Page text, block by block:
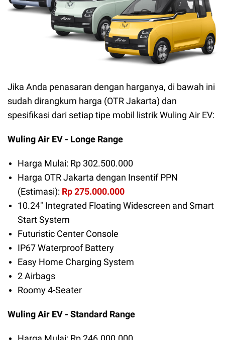
Jika Anda penasaran dengan harganya, di bawah ini
sudah dirangkum harga (OTR Jakarta) dan
spesifikasi dari setiap tipe mobil listrik Wuling Air EV:
Wuling Air EV - Longe Range
Harga Mulai: Rp 302.500.000
Harga OTR Jakarta dengan Insentif PPN
(Estimasi): Rp 275.000.000
10.24" Integrated Floating Widescreen and Smart
Start System
Futuristic Center Console
IP67 Waterproof Battery
Easy Home Charging System
2 Airbags
Roomy 4-Seater
Wuling Air EV - Standard Range